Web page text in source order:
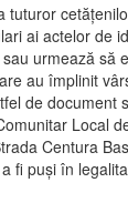
tuturor
ai actelor de
urmează să
au împlinit
de document
Local
Centura
fi puși în